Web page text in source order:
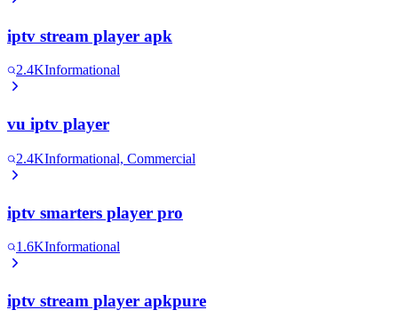
iptv stream player apk
2.4KInformational
vu iptv player
2.4KInformational, Commercial
iptv smarters player pro
1.6KInformational
iptv stream player apkpure